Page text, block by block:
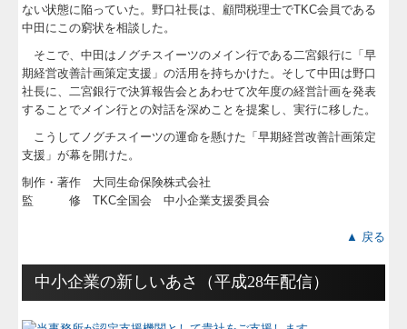
ない状態に陥っていた。野口社長は、顧問税理士でTKC会員である
中田にこの窮状を相談した。
そこで、中田はノグチスイーツのメイン行である二宮銀行に「早
期経営改善計画策定支援」の活用を持ちかけた。そして中田は野口
社長に、二宮銀行で決算報告会とあわせて次年度の経営計画を発表
することでメイン行との対話を深めことを提案し、実行に移した。
こうしてノグチスイーツの運命を懸けた「早期経営改善計画策定
支援」が幕を開けた。
制作・著作 大同生命保険株式会社
監 修 TKC全国会 中小企業支援委員会
▲ 戻る
中小企業の新しいあさ（平成28年配信）